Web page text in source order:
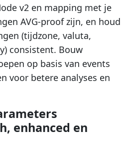
v2 en mapping met je
AVG-proof zijn, en houd
(tijdzone, valuta,
consistent. Bouw
op basis van events
voor betere analyses en
enhanced en